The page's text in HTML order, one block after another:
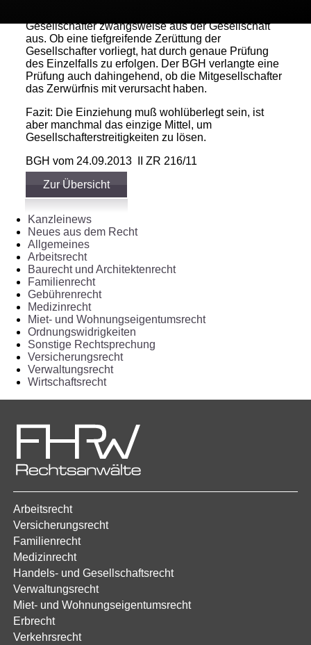
Gesellschafter zwangsweise aus der Gesellschaft
aus. Ob eine tiefgreifende Zerüttung der
Gesellschafter vorliegt, hat durch genaue Prüfung
des Einzelfalls zu erfolgen. Der BGH verlangte eine
Prüfung auch dahingehend, ob die Mitgesellschafter
das Zerwürfnis mit verursacht haben.
Fazit: Die Einziehung muß wohlüberlegt sein, ist
aber manchmal das einzige Mittel, um
Gesellschafterstreitigkeiten zu lösen.
BGH vom 24.09.2013 II ZR 216/11
Zur Übersicht
Kanzleinews
Neues aus dem Recht
Allgemeines
Arbeitsrecht
Baurecht und Architektenrecht
Familienrecht
Gebührenrecht
Medizinrecht
Miet- und Wohnungseigentumsrecht
Ordnungswidrigkeiten
Sonstige Rechtsprechung
Versicherungsrecht
Verwaltungsrecht
Wirtschaftsrecht
Arbeitsrecht
Versicherungsrecht
Familienrecht
Medizinrecht
Handels- und Gesellschaftsrecht
Verwaltungsrecht
Miet- und Wohnungseigentumsrecht
Erbrecht
Verkehrsrecht